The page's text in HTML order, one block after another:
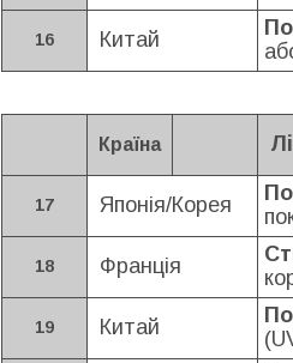
16 Китай
Країна
17 Японія/Корея
18 Франція
19 Китай